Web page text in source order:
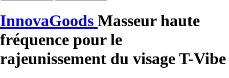
InnovaGoods Masseur haute
fréquence pour le
rajeunissement du visage T-Vibe